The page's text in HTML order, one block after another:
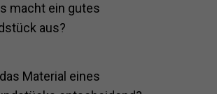
macht ein gutes
aus?
Material eines